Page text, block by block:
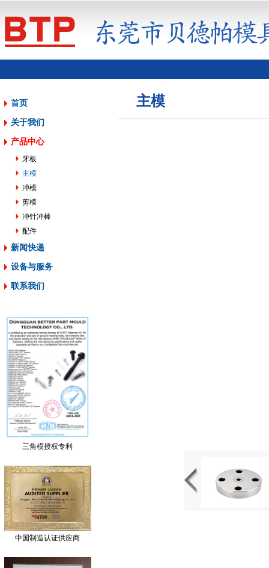
首页
关于我们
产品中心
牙板
主模
冲模
剪模
冲针冲棒
配件
新闻快递
设备与服务
联系我们
三角模授权专利
中国制造认证供应商
主模